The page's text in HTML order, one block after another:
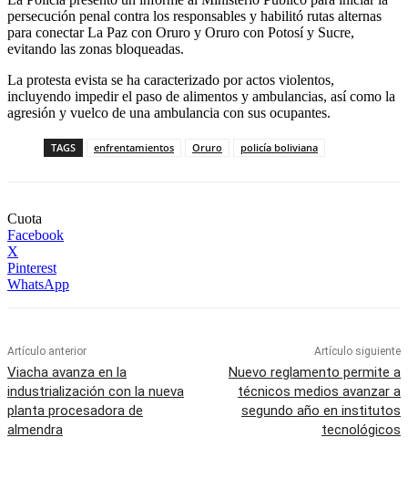
persecución penal contra los responsables y habilitó rutas alternas
para conectar La Paz con Oruro y Oruro con Potosí y Sucre,
evitando las zonas bloqueadas.
La protesta evista se ha caracterizado por actos violentos,
incluyendo impedir el paso de alimentos y ambulancias, así como la
agresión y vuelco de una ambulancia con sus ocupantes.
TAGS enfrentamientos Oruro policía boliviana
Cuota
Facebook
X
Pinterest
WhatsApp
Artículo anterior
Viacha avanza en la
industrialización con la nueva
planta procesadora de
almendra
Artículo siguiente
Nuevo reglamento permite a
técnicos medios avanzar a
segundo año en institutos
tecnológicos